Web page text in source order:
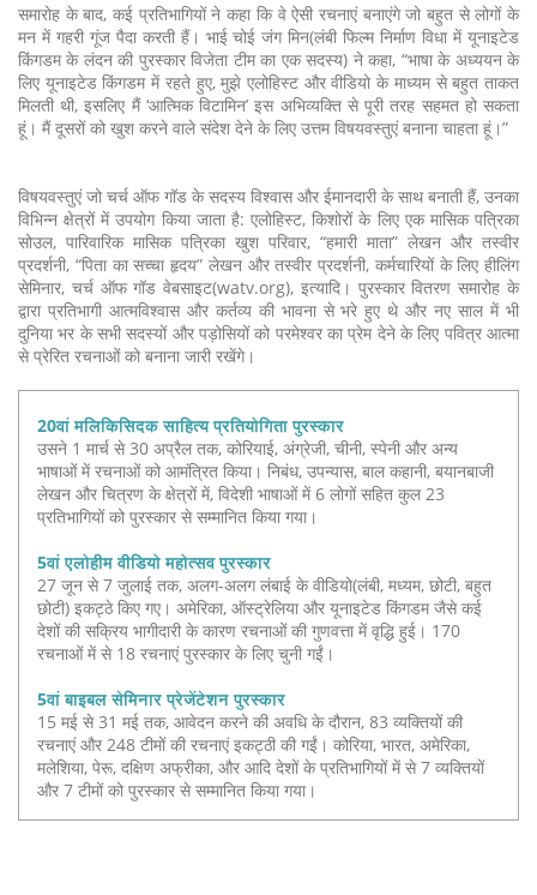
समारोह के बाद, कई प्रतिभागियों ने कहा कि वे ऐसी रचनाएं बनाएंगे जो बहुत से लोगों के
मन में गहरी गूंज पैदा करती हैं। भाई चोई जंग मिन(लंबी फिल्म निर्माण विधा में यूनाइटेड
किंगडम के लंदन की पुरस्कार विजेता टीम का एक सदस्य) ने कहा, “भाषा के अध्ययन के
लिए यूनाइटेड किंगडम में रहते हुए, मुझे एलोहिस्ट और वीडियो के माध्यम से बहुत ताकत
मिलती थी, इसलिए मैं ‘आत्मिक विटामिन’ इस अभिव्यक्ति से पूरी तरह सहमत हो सकता
हूं। मैं दूसरों को खुश करने वाले संदेश देने के लिए उत्तम विषयवस्तुएं बनाना चाहता हूं।”
विषयवस्तुएं जो चर्च ऑफ गॉड के सदस्य विश्वास और ईमानदारी के साथ बनाती हैं, उनका
विभिन्न क्षेत्रों में उपयोग किया जाता है: एलोहिस्ट, किशोरों के लिए एक मासिक पत्रिका
सोउल, पारिवारिक मासिक पत्रिका खुश परिवार, “हमारी माता” लेखन और तस्वीर
प्रदर्शनी, “पिता का सच्चा हृदय” लेखन और तस्वीर प्रदर्शनी, कर्मचारियों के लिए हीलिंग
सेमिनार, चर्च ऑफ गॉड वेबसाइट(watv.org), इत्यादि। पुरस्कार वितरण समारोह के
द्वारा प्रतिभागी आत्मविश्वास और कर्तव्य की भावना से भरे हुए थे और नए साल में भी
दुनिया भर के सभी सदस्यों और पड़ोसियों को परमेश्वर का प्रेम देने के लिए पवित्र आत्मा
से प्रेरित रचनाओं को बनाना जारी रखेंगे।
20वां मलिकिसिदक साहित्य प्रतियोगिता पुरस्कार
उसने 1 मार्च से 30 अप्रैल तक, कोरियाई, अंग्रेजी, चीनी, स्पेनी और अन्य
भाषाओं में रचनाओं को आमंत्रित किया। निबंध, उपन्यास, बाल कहानी, बयानबाजी
लेखन और चित्रण के क्षेत्रों में, विदेशी भाषाओं में 6 लोगों सहित कुल 23
प्रतिभागियों को पुरस्कार से सम्मानित किया गया।
5वां एलोहीम वीडियो महोत्सव पुरस्कार
27 जून से 7 जुलाई तक, अलग-अलग लंबाई के वीडियो(लंबी, मध्यम, छोटी, बहुत
छोटी) इकट्ठे किए गए। अमेरिका, ऑस्ट्रेलिया और यूनाइटेड किंगडम जैसे कई
देशों की सक्रिय भागीदारी के कारण रचनाओं की गुणवत्ता में वृद्धि हुई। 170
रचनाओं में से 18 रचनाएं पुरस्कार के लिए चुनी गईं।
5वां बाइबल सेमिनार प्रेजेंटेशन पुरस्कार
15 मई से 31 मई तक, आवेदन करने की अवधि के दौरान, 83 व्यक्तियों की
रचनाएं और 248 टीमों की रचनाएं इकट्ठी की गईं। कोरिया, भारत, अमेरिका,
मलेशिया, पेरू, दक्षिण अफ्रीका, और आदि देशों के प्रतिभागियों में से 7 व्यक्तियों
और 7 टीमों को पुरस्कार से सम्मानित किया गया।